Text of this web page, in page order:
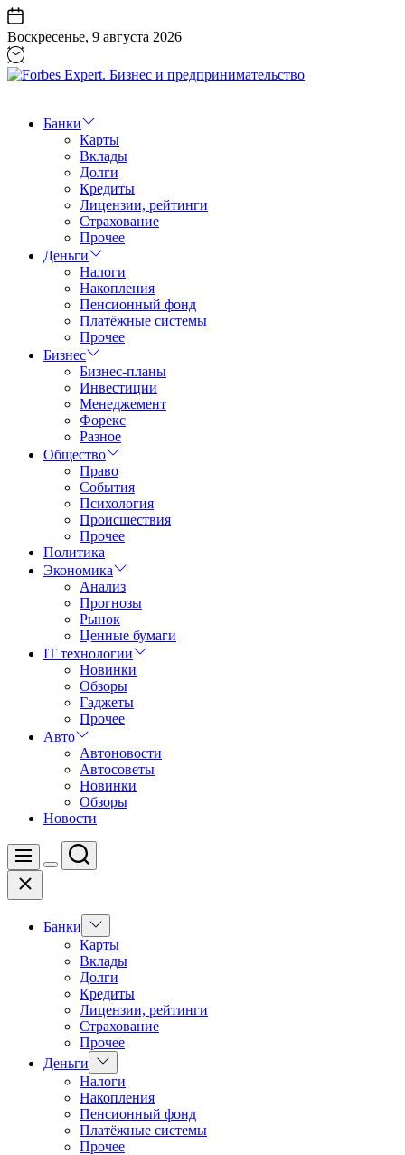
Перейти
к
содержанию
Воскресенье, 9 августа 2026
Бизнес
предпринимательство
Банки
Карты
Вклады
Долги
Кредиты
Лицензии, рейтинги
Страхование
Прочее
Деньги
Налоги
Накопления
Пенсионный фонд
Платёжные системы
Прочее
Бизнес
Бизнес-планы
Инвестиции
Менеджемент
Форекс
Разное
Общество
Право
События
Психология
Происшествия
Прочее
Политика
Экономика
Анализ
Прогнозы
Рынок
Ценные бумаги
IT технологии
Новинки
Обзоры
Гаджеты
Прочее
Авто
Автоновости
Автосоветы
Новинки
Обзоры
Новости
Меню
Цвет
Поиск
Закрыть
Банки
Показать
подменю
Карты
Вклады
Долги
Кредиты
Лицензии, рейтинги
Страхование
Прочее
Деньги
Показать
подменю
Налоги
Накопления
Пенсионный фонд
Платёжные системы
Прочее